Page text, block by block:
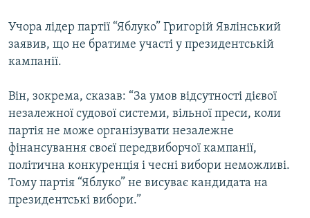
Усі сайти RFE/RL
Учора лідер партії “Яблуко” Григорій Явлінський
заявив, що не братиме участі у президентській
кампанії.
Він, зокрема, сказав: “За умов відсутності дієвої
незалежної судової системи, вільної преси, коли
партія не може організувати незалежне
фінансування своєї передвиборчої кампанії,
політична конкуренція і чесні вибори неможливі.
Тому партія “Яблуко” не висуває кандидата на
президентські вибори.”